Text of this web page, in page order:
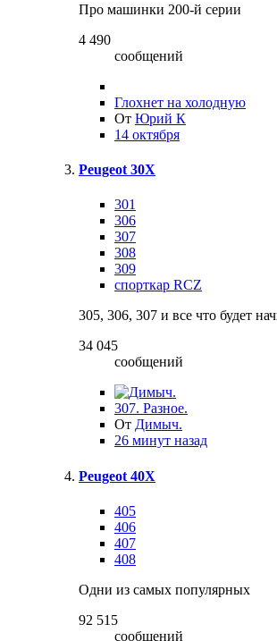
Про машинки 200-й серии
4 490
сообщений
Глохнет на холодную
От Юрий К
14 октября
Peugeot 30X
301
306
307
308
309
спорткар RCZ
305, 306, 307 и все что будет
34 045
сообщений
307. Разное.
От Димыч.
26 минут назад
Peugeot 40X
405
406
407
408
Одни из самых популярных
92 515
сообщений